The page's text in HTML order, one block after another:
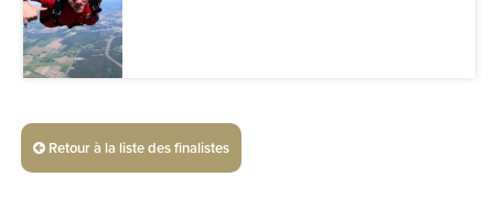
Retour à la liste des finalistes